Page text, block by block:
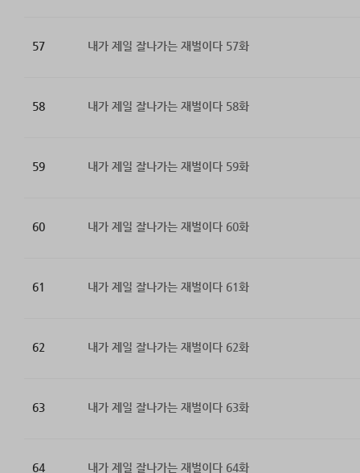
57 내가 제일 잘나가는 재벌이다 57화
58 내가 제일 잘나가는 재벌이다 58화
59 내가 제일 잘나가는 재벌이다 59화
60 내가 제일 잘나가는 재벌이다 60화
61 내가 제일 잘나가는 재벌이다 61화
62 내가 제일 잘나가는 재벌이다 62화
63 내가 제일 잘나가는 재벌이다 63화
64 내가 제일 잘나가는 재벌이다 64화